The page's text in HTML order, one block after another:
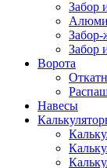
Забор
Забор
Ворота
Навесы